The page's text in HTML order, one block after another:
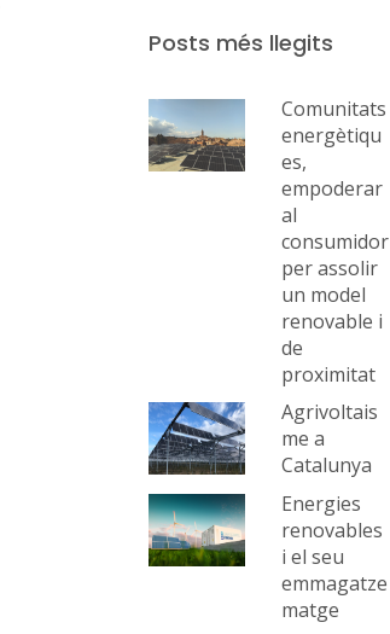
Posts més llegits
Comunitats
energètiqu
es,
empoderar
al
consumidor
per assolir
un model
renovable i
de
proximitat
Agrivoltais
me a
Catalunya
Energies
renovables
i el seu
emmagatze
matge